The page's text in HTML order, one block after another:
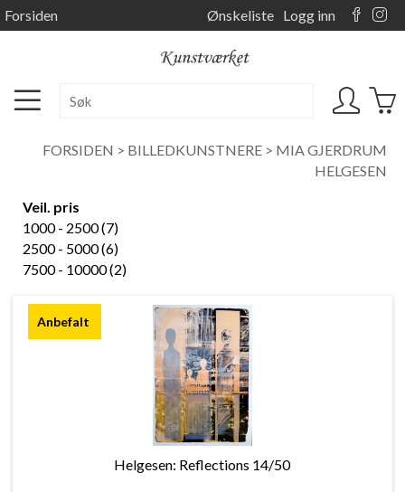
Forsiden Ønskeliste Logg inn
FORSIDEN > BILLEDKUNSTNERE > MIA GJERDRUM
HELGESEN
Veil. pris
1000 - 2500 (7)
2500 - 5000 (6)
7500 - 10000 (2)
Helgesen: Reflections 14/50